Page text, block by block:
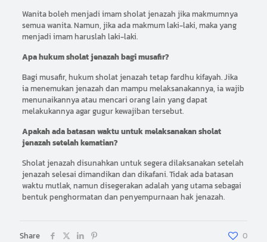
Wanita boleh menjadi imam sholat jenazah jika makmumnya
semua wanita. Namun, jika ada makmum laki-laki, maka yang
menjadi imam haruslah laki-laki.
Apa hukum sholat jenazah bagi musafir?
Bagi musafir, hukum sholat jenazah tetap fardhu kifayah. Jika
ia menemukan jenazah dan mampu melaksanakannya, ia wajib
menunaikannya atau mencari orang lain yang dapat
melakukannya agar gugur kewajiban tersebut.
Apakah ada batasan waktu untuk melaksanakan sholat
jenazah setelah kematian?
Sholat jenazah disunahkan untuk segera dilaksanakan setelah
jenazah selesai dimandikan dan dikafani. Tidak ada batasan
waktu mutlak, namun disegerakan adalah yang utama sebagai
bentuk penghormatan dan penyempurnaan hak jenazah.
Share 0